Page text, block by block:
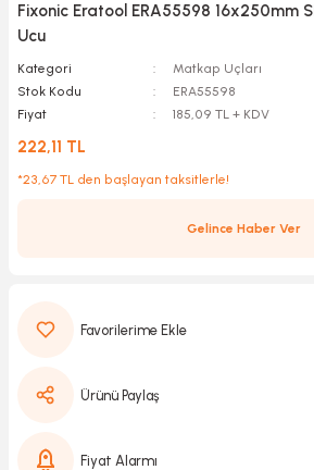
Fixonic Eratool ERA55598 16x250mm
Ucu
Kategori
Matkap Uçları
Stok Kodu
ERA55598
Fiyat
185,09 TL + KDV
222,11 TL
*23,67 TL den başlayan taksitlerle!
Gelince Haber Ver
Ürünü Paylaş
Fiyat Alarmı